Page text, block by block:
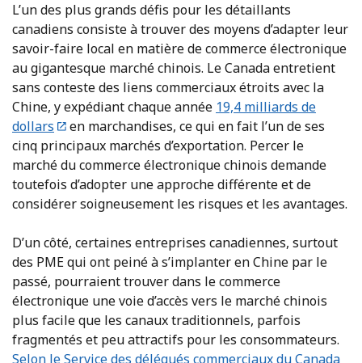
L’un des plus grands défis pour les détaillants
canadiens consiste à trouver des moyens d’adapter leur
savoir-faire local en matière de commerce électronique
au gigantesque marché chinois. Le Canada entretient
sans conteste des liens commerciaux étroits avec la
Chine, y expédiant chaque année 19,4 milliards de
dollars
en marchandises, ce qui en fait l’un de ses
cinq principaux marchés d’exportation. Percer le
marché du commerce électronique chinois demande
toutefois d’adopter une approche différente et de
considérer soigneusement les risques et les avantages.
D’un côté, certaines entreprises canadiennes, surtout
des PME qui ont peiné à s’implanter en Chine par le
passé, pourraient trouver dans le commerce
électronique une voie d’accès vers le marché chinois
plus facile que les canaux traditionnels, parfois
fragmentés et peu attractifs pour les consommateurs.
Selon le Service des délégués commerciaux du Canada